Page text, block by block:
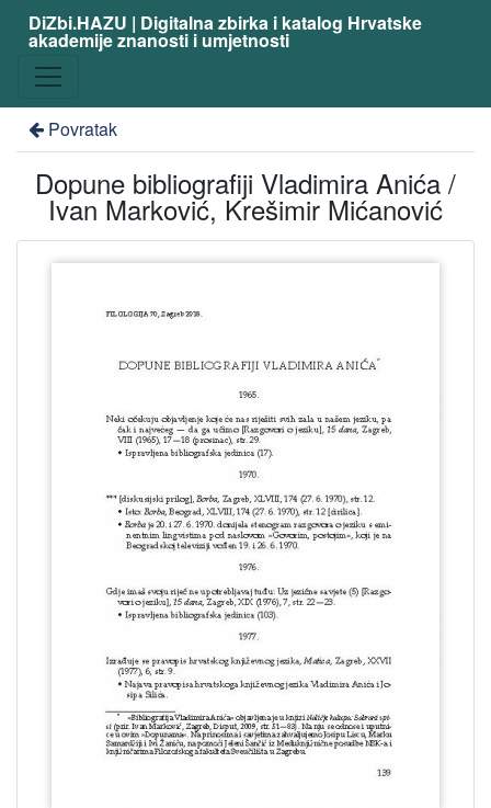
DiZbi.HAZU | Digitalna zbirka i katalog Hrvatske
akademije znanosti i umjetnosti
Povratak
Dopune bibliografiji Vladimira Anića /
Ivan Marković, Krešimir Mićanović